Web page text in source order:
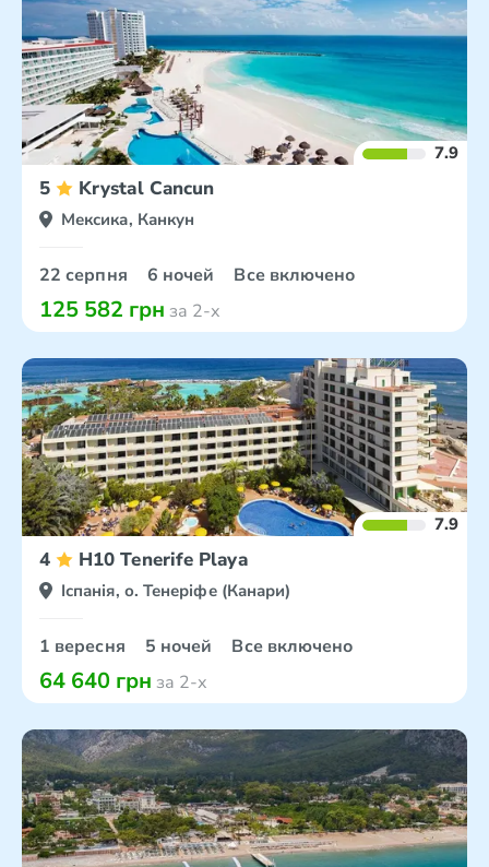
7.9
5 Krystal Cancun
Мексика, Канкун
22 серпня 6 ночей Все включено
125 582 грн за 2-х
7.9
4 H10 Tenerife Playa
Іспанія, о. Тенеріфе (Канари)
1 вересня 5 ночей Все включено
64 640 грн за 2-х